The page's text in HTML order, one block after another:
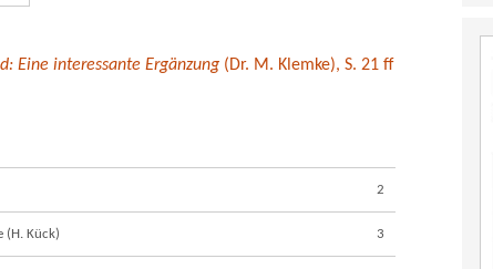
Eine interessante Ergänzung (Dr. M. Klemke), S. 21 ff
2
(H. Kück) 3